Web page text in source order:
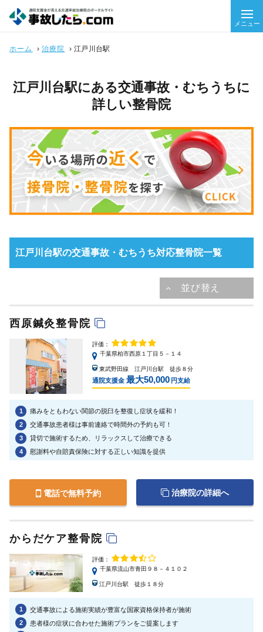
メニュー
ホーム › 治療院 › 江戸川台駅
江戸川台駅にある交通事故・むちうちに
詳しい整骨院
江戸川台駅の交通事故・むちうち対応整骨院一覧
西原鍼灸整骨院
評価：
千葉県柏市西原１丁目５－１４
東武野田線 江戸川台駅 徒歩８分
通院支援金 最大50,000 円支給
1
痛みをともわない関節の脱臼を整復し症状を緩和！
2
交通事故患者様は事前連絡で時間外の予約も可！
3
貸切で施術するため、リラックスして治療できる
4
慰謝料や自賠責保険に対する正しい知識を提供
電話で無料予約 治療院の詳細へ
からだケア整骨院
評価：
千葉県流山市青田９８－４１０２
江戸川台駅 徒歩１８分
1
交通事故による施術実績が豊富な国家資格保持者が施術
2
患者様の症状に合わせた施術プランをご提案します